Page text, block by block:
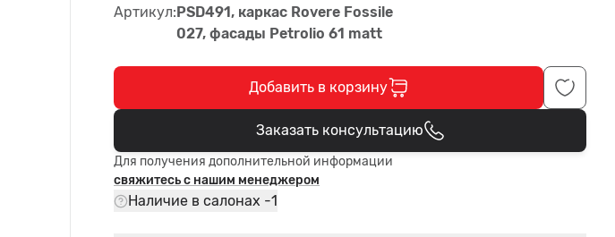
Артикул:PSD491, каркас Rovere Fossile
027, фасады Petrolio 61 matt
Добавить в корзину
В корзине
Заказать консультацию
Для получения дополнительной информации
свяжитесь с нашим менеджером
Наличие в салонах -1